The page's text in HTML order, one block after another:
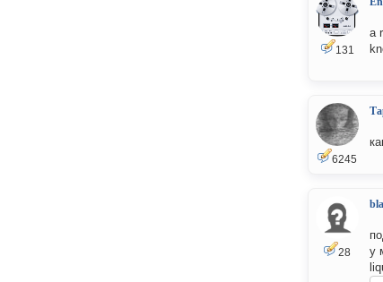
131
a
6245
28
у